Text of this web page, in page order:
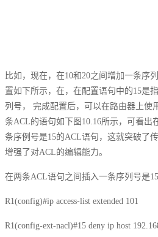
比如，现在，在10和20之间增加一条序
置如下所示，在，在配置语句中的15是
列号， 完成配置后，可以在路由器上使
条ACL的语句如下图10.16所示，可看出
条序例号是15的ACL语句，这就突破了
增强了对ACL的编辑能力。
在两条ACL语句之间插入一条序列号是15
R1(config)#ip access-list extended 101
R1(config-ext-nacl)#15 deny ip host